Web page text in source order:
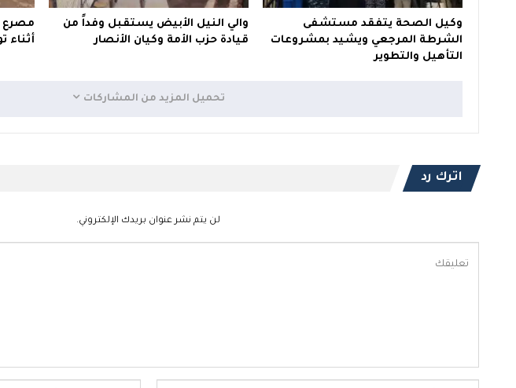
وكيل الصحة يتفقد مستشفى
الشرطة المرجعي ويشيد بمشروعات
التأهيل والتطوير
والي النيل الأبيض يستقبل وفداً من
قيادة حزب الأمة وكيان الأنصار
مصرع
أثناء
تحميل المزيد من المشاركات
اترك رد
لن يتم نشر عنوان بريدك الإلكتروني.